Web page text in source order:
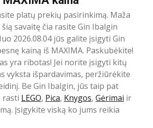
platų prekių pasirinkimą. Maža
savaitę čia rasite Gin Ibalgin
2026.08.04 jūs galite įsigyti Gin
kainą iš MAXIMA. Paskubėkite!
yra ribotas! Jei norite įsigyti kitų
vyksta išpardavimas, peržiūrėkite
Be Gin Ibalgin, jūs taip pat
rasti LEGO, Pica, Knygos, Gėrimai ir
Įsigykite viską ko jums reikia